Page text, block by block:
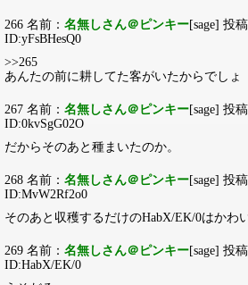
266 名前： 名無しさん＠ピンキー[sage] 投
ID:yFsBHesQ0
>>265
あんたの前に耕してた客がいたからでしょ
267 名前： 名無しさん＠ピンキー[sage] 投
ID:0kvSgG02O
だからそのあと種まいたのか。
268 名前： 名無しさん＠ピンキー[sage] 投
ID:MvW2Rf2o0
そのあと収穫するだけのHabX/EK/0はかわ
269 名前： 名無しさん＠ピンキー[sage] 投
ID:HabX/EK/0